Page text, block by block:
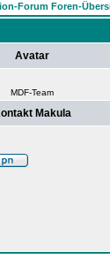
Forum Foren-
Avatar
MDF-Team
Makula